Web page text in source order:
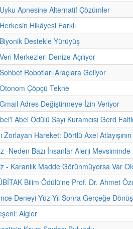
Apnesine Alternatif Çözümler
Hikâyesi Farklı
Destekle Yürüyüş
Merkezleri Denize Açılıyor
Robotları Araçlara Geliyor
Çöpçü Tekne
Adres Değiştirmeye İzin Veriyor
Abel Ödülü Sayı Kuramcısı Gerd
Zorlayan Hareket: Dörtlü Axel
-Neden Bazı İnsanlar Alerji
- Karanlık Madde Görünmüyorsa Var
Bilim Ödülü'ne Prof. Dr. Ahmet
Deneyi Yüz Yıl Sonra Gerçeğe
Algler